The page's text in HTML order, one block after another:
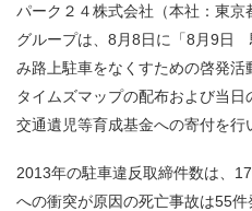
パーク２４株式会社（本社：東京
グループは、8月8日に「8月9日
み路上駐車をなくすための啓発
タイムズマップの配布および当
交通遺児等育成基金への寄付を行
2013年の駐車違反取締件数は、
への衝突が原因の死亡事故は55